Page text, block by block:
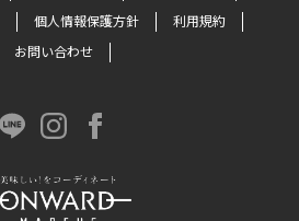
個人情報保護方針
利用規約
お問い合わせ